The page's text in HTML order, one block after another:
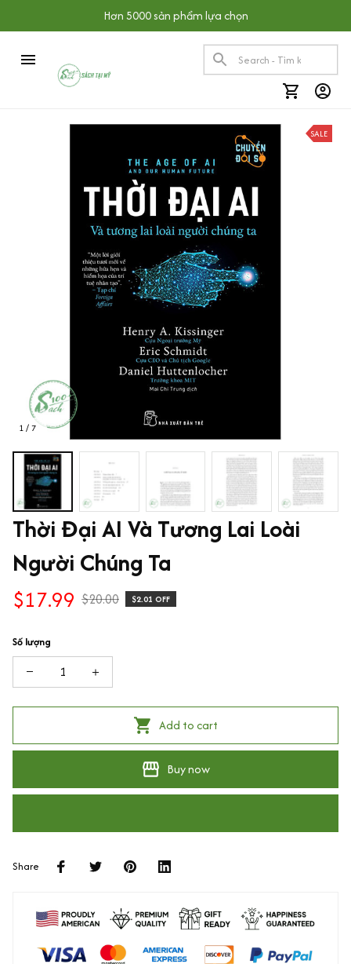
Hơn 5000 sản phẩm lựa chọn
1 / 7
SALE
Thời Đại AI Và Tương Lai Loài
Người Chúng Ta
$17.99 $20.00 $2.01 OFF
Số lượng
Add to cart
Buy now
Share